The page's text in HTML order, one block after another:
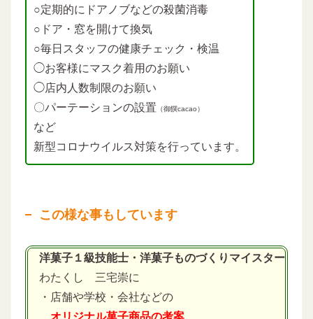
○定期的にドアノブなどの殺菌消毒
○ドア・窓を開けて換気
○毎日スタッフの健康チェック・検温
◯お客様にマスク着用のお願い
◯店内人数制限のお願い
〇パーテーションの設置 （御饌cacao）
など
新型コロナウイルス対策を行っています。
この様な事もしています
洋菓子１級技能士・洋菓子ものづくりマイスター
わたくし 三宅崇に
・店舗や学校・会社などの
オリジナル菓子商品の考案